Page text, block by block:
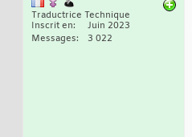
Traductrice Technique
Inscrit en
Juin 2023
Messages
3 022